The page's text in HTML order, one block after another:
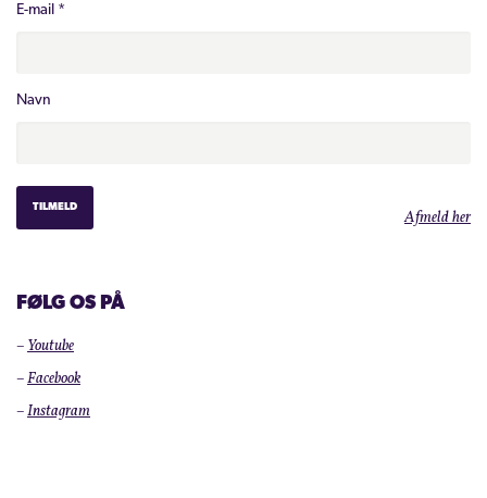
E-mail *
Navn
Afmeld her
FØLG OS PÅ
–Youtube
–Facebook
–Instagram